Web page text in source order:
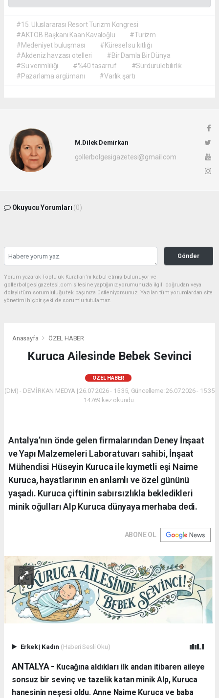
#15. Uluslararası Resort Turizm Kongresi
#AKTOB Başkanı Kaan Kavaloğlu
#Turizm
#Medeniyet buluşması
#Küresel su kıtlığı
#Akdeniz havzası otelleri
#Bir Damla Bir Dünya
#Su verimliliği
#%40 tasarruf
#Sürdürülebilirlik
#Pazarlama argümanı
#Varlık şartı
M.Dilek Demirkan
gollerbolgesigazetesi@gmail.com
Okuyucu Yorumları (0)
Gönder
Yorum yazarak Topluluk Kuralları’nı kabul etmiş bulunuyor ve
gollerbolgesigazetesi.com sitesine yaptığınız yorumunuzla ilgili doğrudan veya
dolaylı tüm sorumluluğu tek başınıza üstleniyorsunuz. Yazılan tüm yorumlardan site
yönetimi hiçbir şekilde sorumlu tutulamaz.
Anasayfa ÖZEL HABER
Kuruca Ailesinde Bebek Sevinci
ÖZEL HABER
(DM) - DEMİRKAN MEDYA | 26.07.2026 - 15:35, Güncelleme: 26.07.2026 - 15:35
14769 kez okundu.
Antalya’nın önde gelen firmalarından Deney İnşaat
ve Yapı Malzemeleri Laboratuvarı sahibi, İnşaat
Mühendisi Hüseyin Kuruca ile kıymetli eşi Naime
Kuruca, hayatlarının en anlamlı ve özel gününü
yaşadı. Kuruca çiftinin sabırsızlıkla bekledikleri
minik oğulları Alp Kuruca dünyaya merhaba dedi.
ABONE OL
Erkek| Kadın (Haberi Sesli Oku)
ANTALYA - ​ Kucağına aldıkları ilk andan itibaren aileye
sonsuz bir sevinç ve tazelik katan minik Alp, Kuruca
hanesinin neşesi oldu. Anne Naime Kuruca ve baba